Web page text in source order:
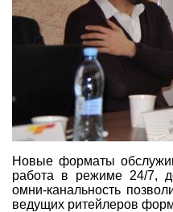
Новые форматы
работа в режиме 24/7,
омни-канальность
ведущих ритейлеров